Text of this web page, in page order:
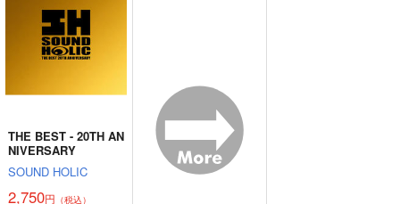
2,200円 （税込）
東方Project
カート
THE BEST - 20TH AN
NIVERSARY
SOUND HOLIC
2,750円 （税込）